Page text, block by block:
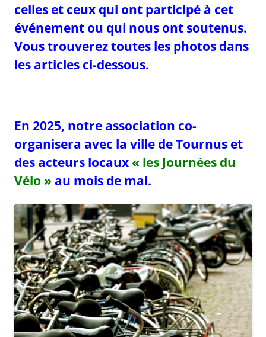
celles et ceux qui ont participé à cet
événement ou qui nous ont soutenus.
Vous trouverez toutes les photos dans
les articles ci-dessous.
En 2025, notre association co-
organisera avec la ville de Tournus et
des acteurs locaux « les Journées du
Vélo » au mois de mai.